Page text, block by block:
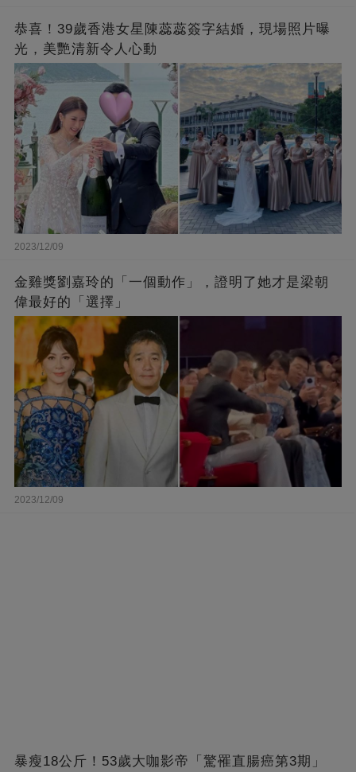
恭喜！39歲香港女星陳蕊蕊簽字結婚，現場照片曝
光，美艷清新令人心動
2023/12/09
金雞獎劉嘉玲的「一個動作」，證明了她才是梁朝
偉最好的「選擇」
2023/12/09
暴瘦18公斤！53歲大咖影帝「驚罹直腸癌第3期」